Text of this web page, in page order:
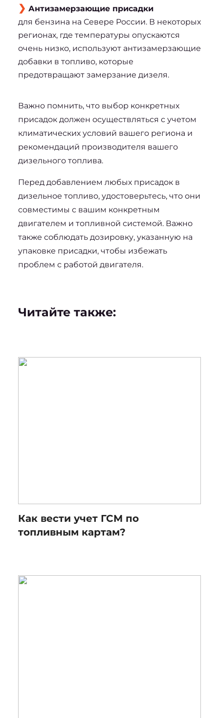
Антизамерзающие присадки
для бензина на Севере России. В некоторых
регионах, где температуры опускаются
очень низко, используют антизамерзающие
добавки в топливо, которые
предотвращают замерзание дизеля.
Важно помнить, что выбор конкретных
присадок должен осуществляться с учетом
климатических условий вашего региона и
рекомендаций производителя вашего
дизельного топлива.
Перед добавлением любых присадок в
дизельное топливо, удостоверьтесь, что они
совместимы с вашим конкретным
двигателем и топливной системой. Важно
также соблюдать дозировку, указанную на
упаковке присадки, чтобы избежать
проблем с работой двигателя.
Читайте также:
Как вести учет ГСМ по
топливным картам?